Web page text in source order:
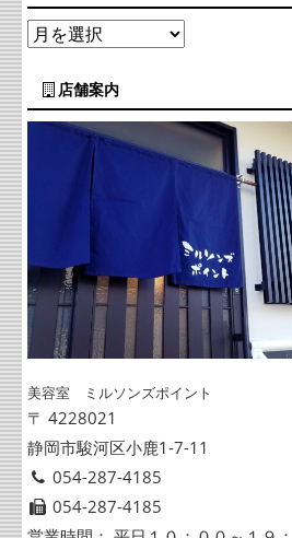
店舗案内
美容室 ミルソンズポイント
〒 4228021
静岡市駿河区小鹿1-7-11
054-287-4185
054-287-4185